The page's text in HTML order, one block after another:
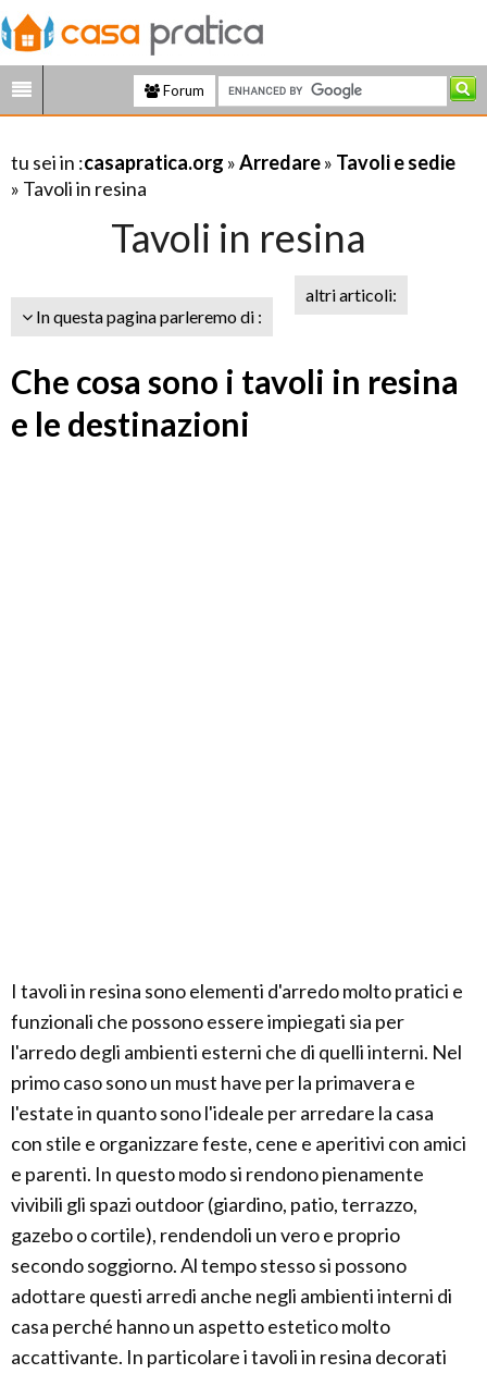
Forum
tu sei in :casapratica.org »Arredare» Tavoli e sedie
» Tavoli in resina
Tavoli in resina
In questa pagina parleremo di :
altri articoli:
Che cosa sono i tavoli in resina
e le destinazioni
I tavoli in resina sono elementi d'arredo molto pratici e
funzionali che possono essere impiegati sia per
l'arredo degli ambienti esterni che di quelli interni. Nel
primo caso sono un must have per la primavera e
l'estate in quanto sono l'ideale per arredare la casa
con stile e organizzare feste, cene e aperitivi con amici
e parenti. In questo modo si rendono pienamente
vivibili gli spazi outdoor (giardino, patio, terrazzo,
gazebo o cortile), rendendoli un vero e proprio
secondo soggiorno. Al tempo stesso si possono
adottare questi arredi anche negli ambienti interni di
casa perché hanno un aspetto estetico molto
accattivante. In particolare i tavoli in resina decorati